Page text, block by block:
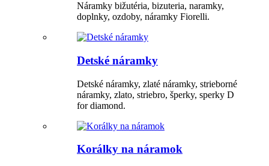
Náramky bižutéria, bizuteria, naramky,
doplnky, ozdoby, náramky Fiorelli.
Detské náramky
Detské náramky, zlaté náramky, strieborné
náramky, zlato, striebro, šperky, sperky D
for diamond.
Korálky na náramok